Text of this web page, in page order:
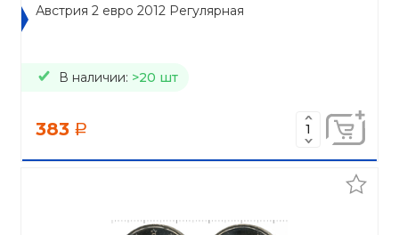
Австрия 2 евро 2012 Регулярная
В наличии: >20 шт
383 a